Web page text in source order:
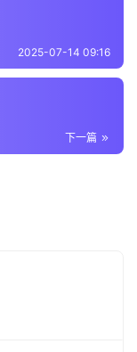
2025-07-14 09:16
下一篇